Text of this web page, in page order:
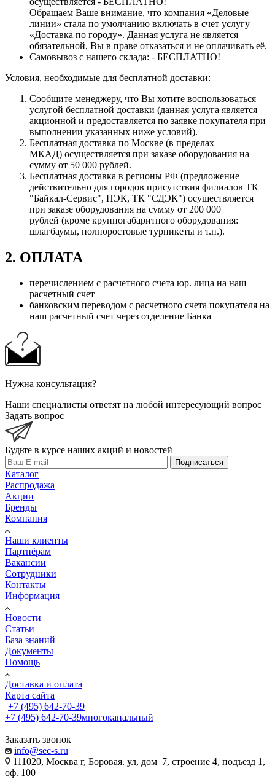
Обращаем Ваше внимание, что компания «Деловые
линии» стала по умолчанию включать в счет услугу
«Доставка по городу». Данная услуга не является
обязательной, Вы в праве отказаться и не оплачивать её.
Самовывоз с нашего склада: - БЕСПЛАТНО!
Условия, необходимые для бесплатной доставки:
Сообщите менеджеру, что Вы хотите воспользоваться
услугой бесплатной доставки (данная услуга является
акционной и предоставляется по заявке покупателя при
выполнении указанных ниже условий).
Бесплатная доставка по Москве (в пределах
МКАД) осуществляется при заказе оборудования на
сумму от 50 000 рублей.
Бесплатная доставка в регионы РФ (предложение
действительно для городов присутствия филиалов ТК
"Байкал-Сервис", ПЭК, ТК "СДЭК") осуществляется
при заказе оборудования на сумму от 200 000
рублей (кроме крупногабаритного оборудования:
шлагбаумы, полноростовые турникеты и т.п.).
2. ОПЛАТА
перечислением с расчетного счета юр. лица на наш
расчетный счет
банковским переводом с расчетного счета покупателя на
наш расчетный счет через отделение Банка
Нужна консультация?
Наши специалисты ответят на любой интересующий вопрос
Задать вопрос
Будьте в курсе наших акций и новостей
Подписаться
Каталог
Распродажа
Акции
Бренды
Компания
Наши клиенты
Партнёрам
Вакансии
Сотрудники
Контакты
Информация
Новости
Статьи
База знаний
Документы
Помощь
Доставка и оплата
Карта сайта
+7 (495) 642-70-39
+7 (495) 642-70-39многоканальный
Заказать звонок
info@sec-s.ru
111020, Москва г, Боровая. ул, дом 7, строение 4, подъезд 1,
оф. 100